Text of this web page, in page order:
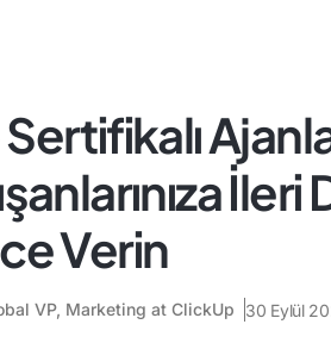
İleri
Verin
VP, Marketing at ClickUp 30 Eylül